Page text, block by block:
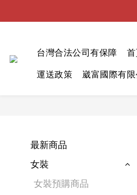
台灣合法公司有保障
運送政策 崴富國際有
最新商品
女裝
女裝預購商品